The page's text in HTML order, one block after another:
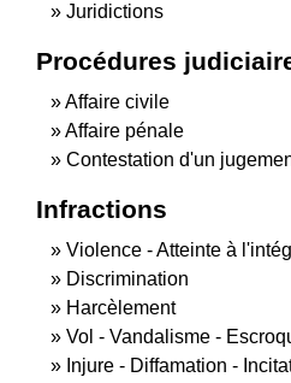
Juridictions
Procédures
Affaire civile
Affaire pénale
Contestation d'un
Infractions
Violence - Atteinte à
Discrimination
Harcèlement
Vol - Vandalisme -
Injure - Diffamation -